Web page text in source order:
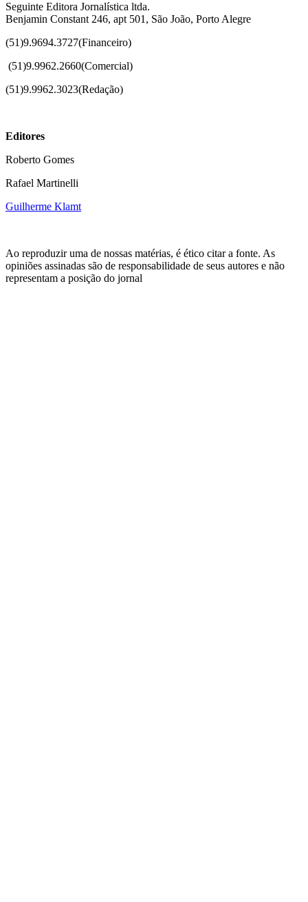
Seguinte Editora Jornalística ltda.
Benjamin Constant 246, apt 501, São João, Porto Alegre
(51)9.9694.3727(Financeiro)
(51)9.9962.2660(Comercial)
(51)9.9962.3023(Redação)
Editores
Roberto Gomes
Rafael Martinelli
Guilherme Klamt
Ao reproduzir uma de nossas matérias, é ético citar a fonte. As
opiniões assinadas são de responsabilidade de seus autores e não
representam a posição do jornal